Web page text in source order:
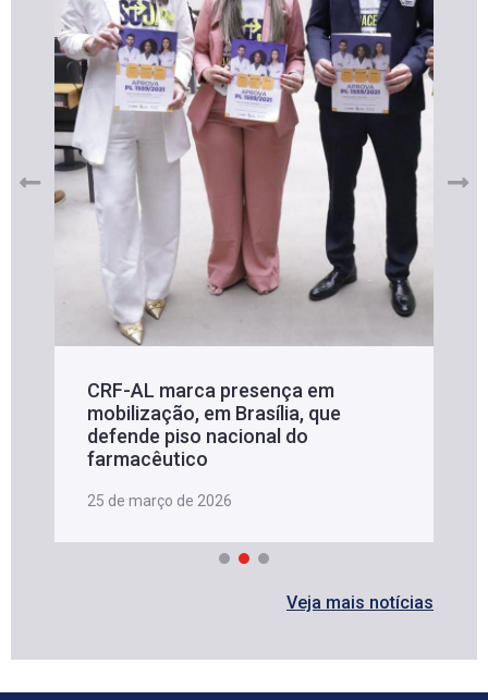
CRF-AL marca presença em
mobilização, em Brasília, que
defende piso nacional do
farmacêutico
25 de março de 2026
Veja mais notícias